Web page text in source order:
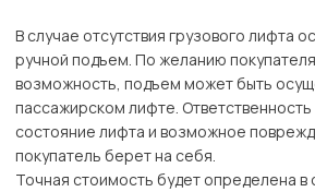
В случае отсутствия грузового лифта
ручной подъем. По желанию
возможность, подъем может быть
пассажирском лифте.
состояние лифта и возможное
покупатель берет на себя.
Точная стоимость будет определена в